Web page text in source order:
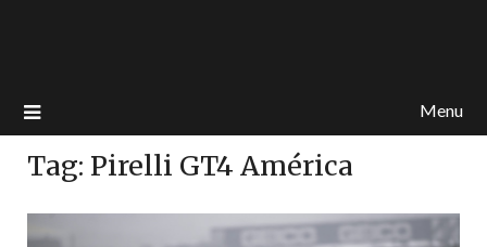
Menu
Tag: Pirelli GT4 América